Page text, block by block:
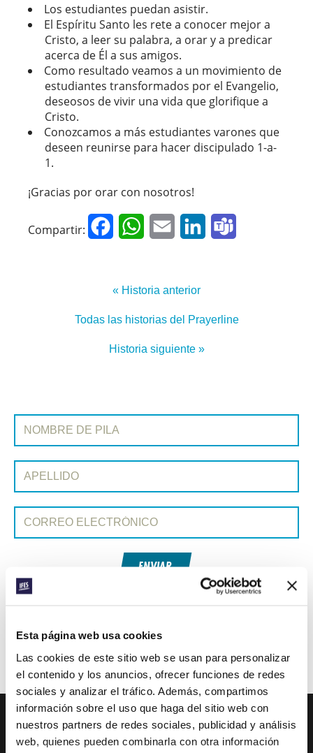
Esta página web usa cookies
Las cookies de este sitio web se usan para personalizar
el contenido y los anuncios, ofrecer funciones de redes
sociales y analizar el tráfico. Además, compartimos
información sobre el uso que haga del sitio web con
nuestros partners de redes sociales, publicidad y análisis
web, quienes pueden combinarla con otra información
Los estudiantes puedan asistir.
El Espíritu Santo les rete a conocer mejor a
Cristo, a leer su palabra, a orar y a predicar
acerca de Él a sus amigos.
Como resultado veamos a un movimiento de
estudiantes transformados por el Evangelio,
deseosos de vivir una vida que glorifique a
Cristo.
Conozcamos a más estudiantes varones que
deseen reunirse para hacer discipulado 1-a-
1.
¡Gracias por orar con nosotros!
Compartir: FacebookWhatsApp
Email LinkedIn
« Historia anterior
Todas las historias del Prayerline
Historia siguiente »
SUSCRIBIRSE A PRAYERLINE
Nombre de pila:
Apellido:
Correo electrónico:
ENVIAR
de los movimientos estudiantiles y el ministerio de IFES de todo el
¡Nos encantaría que te unieras a nosotros!
IFES · INTERNATIONAL FELLOWSHIP OF